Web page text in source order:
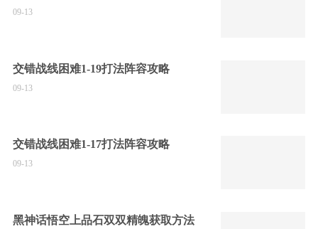
09-13
交错战线困难1-19打法阵容攻略
09-13
交错战线困难1-17打法阵容攻略
09-13
黑神话悟空上品石双双精魄获取方法